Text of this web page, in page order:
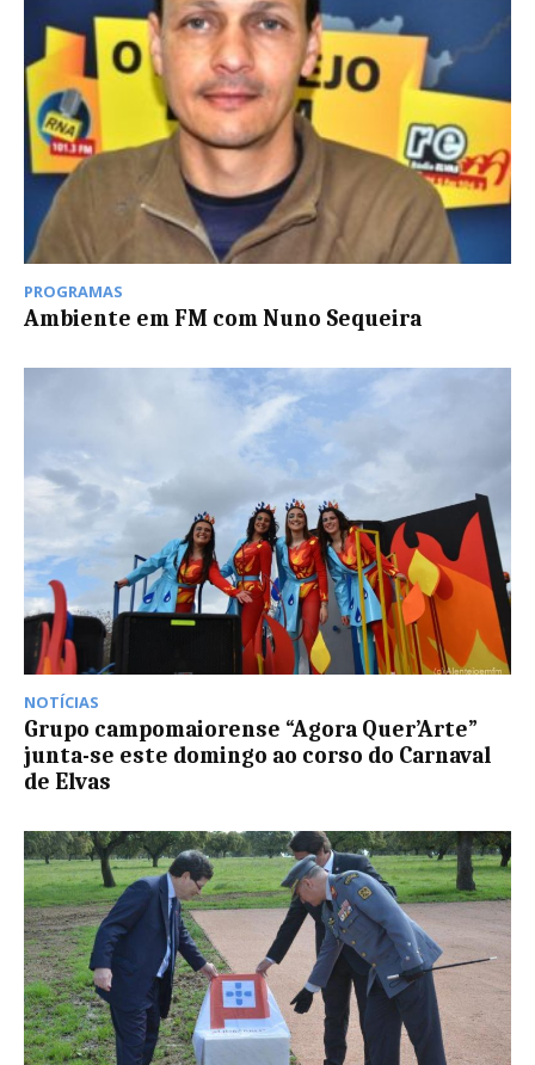
PROGRAMAS
Ambiente em FM com Nuno Sequeira
NOTÍCIAS
Grupo campomaiorense “Agora Quer’Arte”
junta-se este domingo ao corso do Carnaval
de Elvas